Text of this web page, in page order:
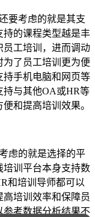
要考虑的就是其支
持的课程类型越是丰
员工培训，进而调动
为了员工培训更为便
持手机电脑和网页等
持与其他OA或HR等
和提高培训效果。
虑的就是选择的平
培训平台本身支持数
和培训导师都可以
培训效率和保障员
参考数据分析结果不